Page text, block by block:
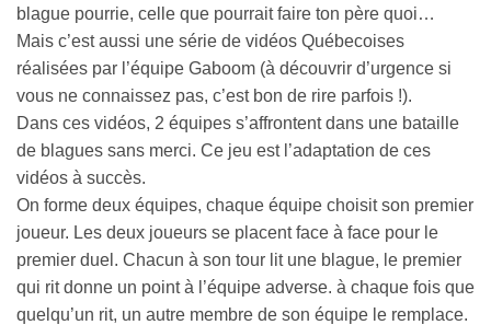
blague pourrie, celle que pourrait faire ton père quoi…
Mais c’est aussi une série de vidéos Québecoises
réalisées par l’équipe Gaboom (à découvrir d’urgence si
vous ne connaissez pas, c’est bon de rire parfois !).
Dans ces vidéos, 2 équipes s’affrontent dans une bataille
de blagues sans merci. Ce jeu est l’adaptation de ces
vidéos à succès.
On forme deux équipes, chaque équipe choisit son premier
joueur. Les deux joueurs se placent face à face pour le
premier duel. Chacun à son tour lit une blague, le premier
qui rit donne un point à l’équipe adverse. à chaque fois que
quelqu’un rit, un autre membre de son équipe le remplace.